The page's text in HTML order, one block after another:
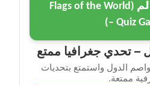
لعبة أعلام العالم (Flags of the World
– Quiz
– تحدي جغرافيا ممتع
الدول واستمتع بتحديات
ممتعة.